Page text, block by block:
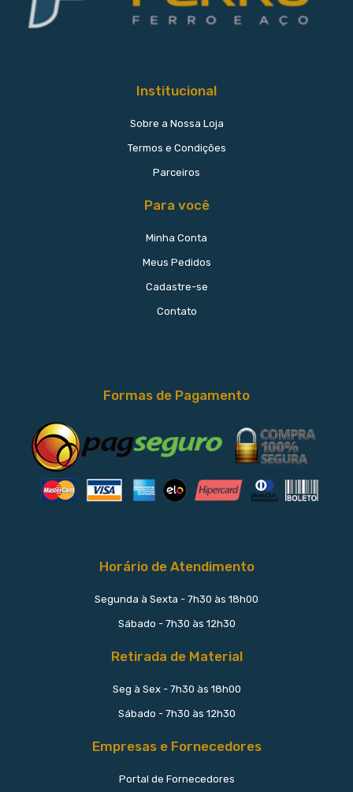
Institucional
Sobre a Nossa Loja
Termos e Condições
Parceiros
Para você
Minha Conta
Meus Pedidos
Cadastre-se
Contato
Formas de Pagamento
Horário de Atendimento
Segunda à Sexta - 7h30 às 18h00
Sábado - 7h30 às 12h30
Retirada de Material
Seg à Sex - 7h30 às 18h00
Sábado - 7h30 às 12h30
Empresas e Fornecedores
Portal de Fornecedores